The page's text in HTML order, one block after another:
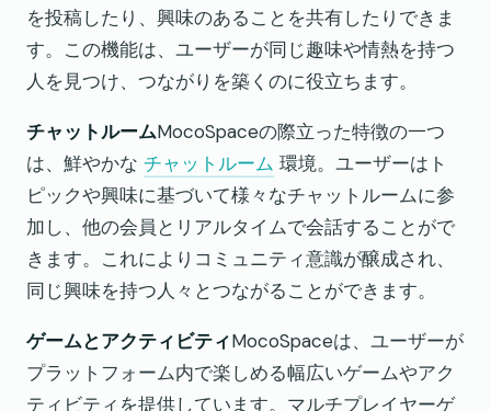
を投稿したり、興味のあることを共有したりできま
す。この機能は、ユーザーが同じ趣味や情熱を持つ
人を見つけ、つながりを築くのに役立ちます。
チャットルームMocoSpaceの際立った特徴の一つ
は、鮮やかな チャットルーム 環境。ユーザーはト
ピックや興味に基づいて様々なチャットルームに参
加し、他の会員とリアルタイムで会話することがで
きます。これによりコミュニティ意識が醸成され、
同じ興味を持つ人々とつながることができます。
ゲームとアクティビティMocoSpaceは、ユーザーが
プラットフォーム内で楽しめる幅広いゲームやアク
ティビティを提供しています。マルチプレイヤーゲ